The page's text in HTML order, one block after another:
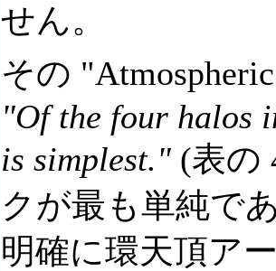
せん。
その
"Of the four halos
is simplest." (表の
クが最も単純で
明確に環天頂ア